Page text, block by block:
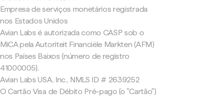
Empresa de serviços monetários registrada
nos Estados Unidos
Avian Labs é autorizada como CASP sob o
MiCA pela Autoriteit Financiële Markten (AFM)
nos Países Baixos (número de registro
41000005).
Avian Labs USA, Inc., NMLS ID # 2639252
O Cartão Visa de Débito Pré-pago (o "Cartão")